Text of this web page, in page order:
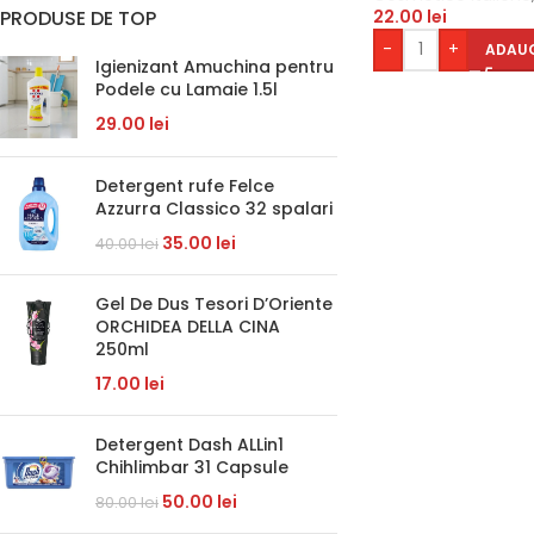
PRODUSE DE TOP
Igienizant Amuchina pentru
Podele cu Lamaie 1.5l
29.00 lei
Detergent rufe Felce
Azzurra Classico 32 spalari
40.00lei 35.00 lei
Gel De Dus Tesori D’Oriente
ORCHIDEA DELLA CINA
250ml
17.00 lei
Detergent Dash ALLin1
Chihlimbar 31 Capsule
80.00lei 50.00 lei
22.00 lei
-
+